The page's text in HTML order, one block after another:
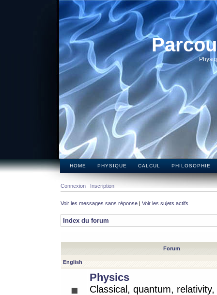
HOME PHYSIQUE CALCUL PHILOSOPHIE
Connexion Inscription
Voir les messages sans réponse | Voir les sujets actifs
Index du forum
Forum
English
Physics
Classical, quantum,